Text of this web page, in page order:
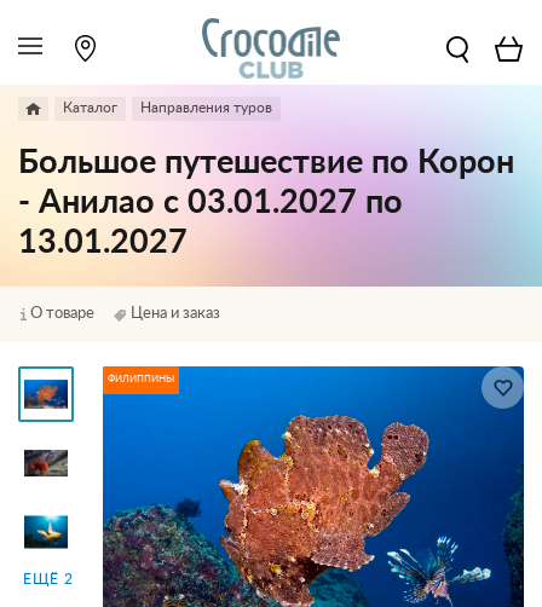
Каталог Направления туров
Большое путешествие по Корон
- Анилао с 03.01.2027 по
13.01.2027
О товаре Цена и заказ
ЕЩЁ 2
ФИЛИППИНЫ